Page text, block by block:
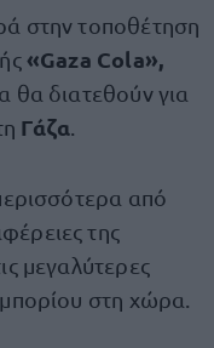
στην τοποθέτηση
«Gaza Cola»,
θα διατεθούν για
Γάζα
από
της
μεγαλύτερες
στη χώρα.